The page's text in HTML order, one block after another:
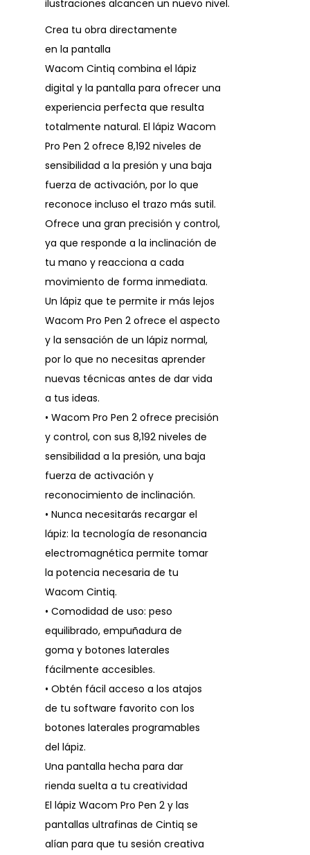
ilustraciones alcancen un nuevo nivel.
Crea tu obra directamente
en la pantalla
Wacom Cintiq combina el lápiz
digital y la pantalla para ofrecer una
experiencia perfecta que resulta
totalmente natural. El lápiz Wacom
Pro Pen 2 ofrece 8,192 niveles de
sensibilidad a la presión y una baja
fuerza de activación, por lo que
reconoce incluso el trazo más sutil.
Ofrece una gran precisión y control,
ya que responde a la inclinación de
tu mano y reacciona a cada
movimiento de forma inmediata.
Un lápiz que te permite ir más lejos
Wacom Pro Pen 2 ofrece el aspecto
y la sensación de un lápiz normal,
por lo que no necesitas aprender
nuevas técnicas antes de dar vida
a tus ideas.
• Wacom Pro Pen 2 ofrece precisión
y control, con sus 8,192 niveles de
sensibilidad a la presión, una baja
fuerza de activación y
reconocimiento de inclinación.
• Nunca necesitarás recargar el
lápiz: la tecnología de resonancia
electromagnética permite tomar
la potencia necesaria de tu
Wacom Cintiq.
• Comodidad de uso: peso
equilibrado, empuñadura de
goma y botones laterales
fácilmente accesibles.
• Obtén fácil acceso a los atajos
de tu software favorito con los
botones laterales programables
del lápiz.
Una pantalla hecha para dar
rienda suelta a tu creatividad
El lápiz Wacom Pro Pen 2 y las
pantallas ultrafinas de Cintiq se
alían para que tu sesión creativa